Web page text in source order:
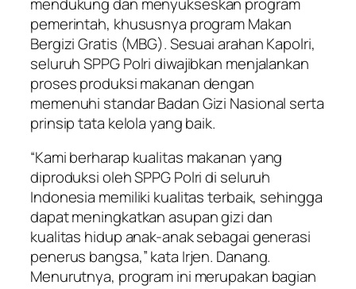
pemerintah, khususnya program Makan
Bergizi Gratis (MBG). Sesuai arahan Kapolri,
seluruh SPPG Polri diwajibkan menjalankan
proses produksi makanan dengan
memenuhi standar Badan Gizi Nasional serta
prinsip tata kelola yang baik.
“Kami berharap kualitas makanan yang
diproduksi oleh SPPG Polri di seluruh
Indonesia memiliki kualitas terbaik, sehingga
dapat meningkatkan asupan gizi dan
kualitas hidup anak-anak sebagai generasi
penerus bangsa,” kata Irjen. Danang.
Menurutnya, program ini merupakan bagian